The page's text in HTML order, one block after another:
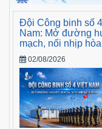
Đội Công binh số
Nam: Mở đường
mạch, nối nhịp
02/08/2026